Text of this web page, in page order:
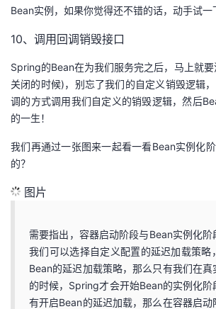
Bean实例，如果你觉得还不错的话，动手试一
10、调用回调销毁接口
Spring的Bean在为我们服务完之后，马上就
关闭的时候)，别忘了我们的自定义销毁逻辑
调的方式调用我们自定义的销毁逻辑，然后
的一生！
我们再通过一张图来一起看一看Bean实例化
的？
图片
需要指出，容器启动阶段与Bean实例化
我们可以选择自定义配置的延迟加载策略
Bean的延迟加载策略，那么只有我们在真
的时候，Spring才会开始Bean的实例化
有开启Bean的延迟加载，那么在容器启动